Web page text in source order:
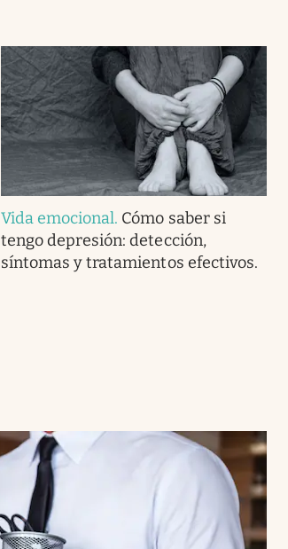
Vida emocional. Cómo saber si
tengo depresión: detección,
síntomas y tratamientos efectivos.